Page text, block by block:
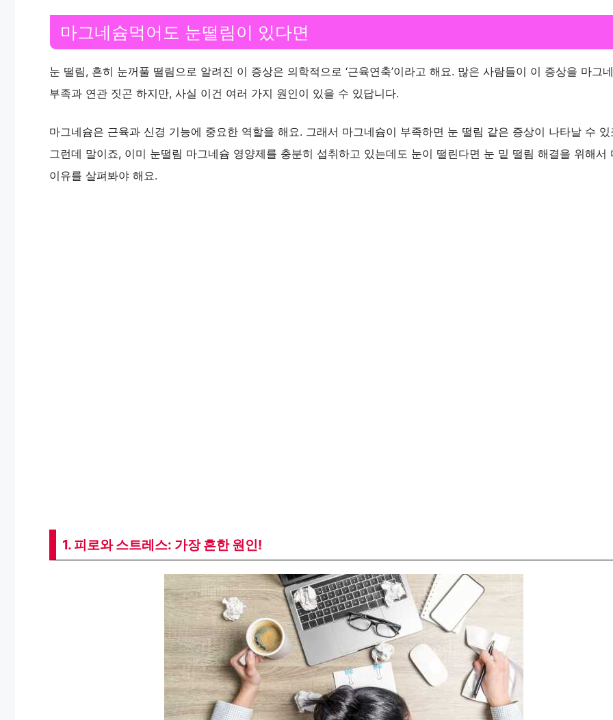
마그네슘먹어도 눈떨림이 있다면
눈 떨림, 흔히 눈꺼풀 떨림으로 알려진 이 증상은 의학적으로 ‘근육연축’이라고 해요. 많은 사람들이 이 증상을 마그
부족과 연관 짓곤 하지만, 사실 이건 여러 가지 원인이 있을 수 있답니다.
마그네슘은 근육과 신경 기능에 중요한 역할을 해요. 그래서 마그네슘이 부족하면 눈 떨림 같은 증상이 나타날 수 있
그런데 말이죠, 이미 눈떨림 마그네슘 영양제를 충분히 섭취하고 있는데도 눈이 떨린다면 눈 밑 떨림 해결을 위해서
이유를 살펴봐야 해요.
1. 피로와 스트레스: 가장 흔한 원인!